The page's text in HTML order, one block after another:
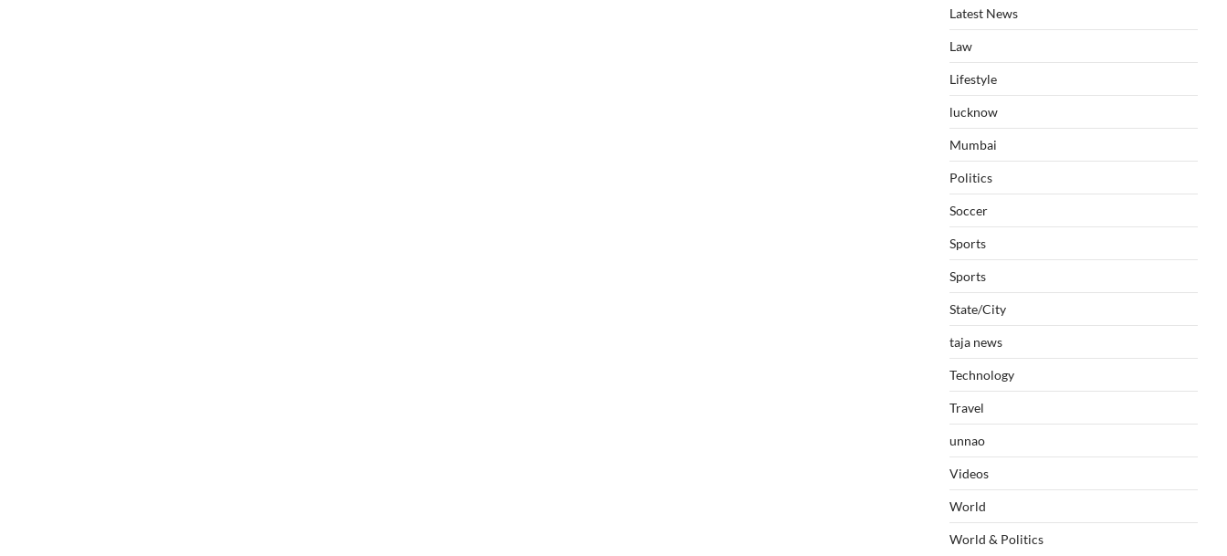
Latest News
Law
Lifestyle
lucknow
Mumbai
Politics
Soccer
Sports
Sports
State/City
taja news
Technology
Travel
unnao
Videos
World
World & Politics